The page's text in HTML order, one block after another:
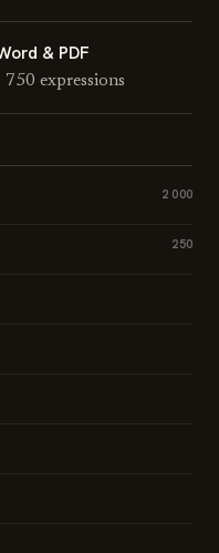
& PDF
expressions
2 000
250